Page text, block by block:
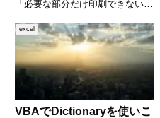
「必要な部分だけ印刷できない」
は、印刷範囲の設定を理解してお
くことで、これらの問題は簡単に
解決できます。この記事では、
Excelの印刷範囲の基本か
excel
VBAでDictionaryを使いこ